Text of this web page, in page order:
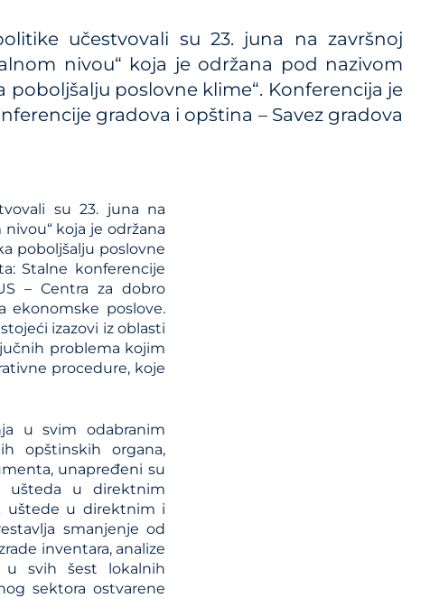
i propisaučestvovali su 23. juna na završnoj
nivou“ koja je održana pod nazivom
poslovne klime“. Konferencija je
gradova i opština – Savez gradova
su 23. juna na
koja je održana
poboljšalju poslovne
Stalne konferencije
– Centra za dobro
ekonomske poslove.
izazovi iz oblasti
problema kojim
procedure, koje
u svim odabranim
opštinskih organa,
unapređeni su
ušteda u direktnim
uštede u direktnim i
smanjenje od
inventara, analize
u svih šest lokalnih
sektora ostvarene